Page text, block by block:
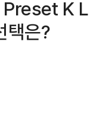
K L
택은?